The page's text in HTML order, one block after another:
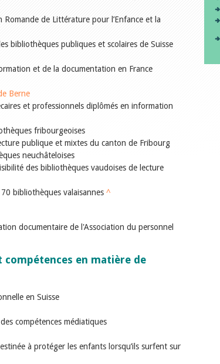
Romande de Littérature pour l’Enfance et la
bibliothèques publiques et scolaires de Suisse
et de la documentation en France
Berne
et professionnels diplômés en information
fribourgeoises
publique et mixtes du canton de Fribourg
neuchâteloises
des bibliothèques vaudoises de lecture
bibliothèques valaisannes ^
documentaire de l'Association du personnel
en matière de
en Suisse
compétences médiatiques
à protéger les enfants lorsqu’ils surfent sur